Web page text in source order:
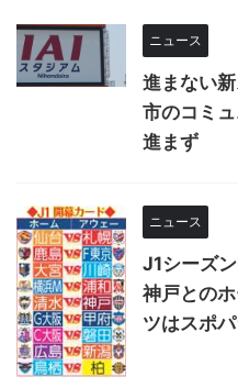
ニュース
進まない
市のコミ
進まず
ニュース
J1シーズ
神戸との
ツはスポ